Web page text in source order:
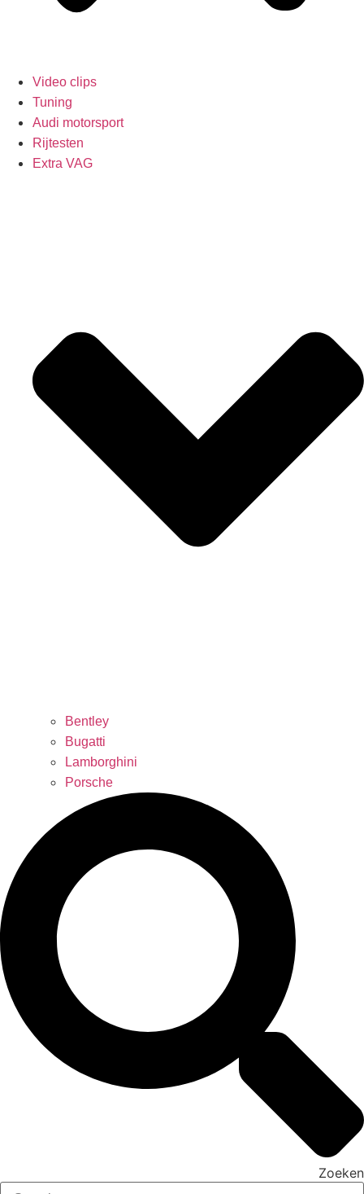
Video clips
Tuning
Audi motorsport
Rijtesten
Extra VAG
Bentley
Bugatti
Lamborghini
Porsche
Zoeken